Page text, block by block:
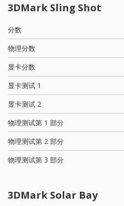
3DMark Sling Shot
分数
物理分数
显卡分数
显卡测试 1
显卡测试 2
物理测试第 1 部分
物理测试第 2 部分
物理测试第 3 部分
3DMark Solar Bay